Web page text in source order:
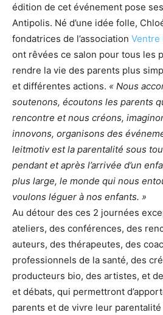
édition de cet événement pose
Antipolis. Né d’une idée folle,
fondatrices de l’association Ventre
ont rêvées ce salon pour tous les
rendre la vie des parents plus
et différentes actions. « Nous
soutenons, écoutons les parents
rencontre et nous créons,
innovons, organisons des
leitmotiv est la parentalité sous
pendant et après l’arrivée d’un
plus large, le monde qui nous
voulons léguer à nos enfants. »
Au détour des ces 2 journées
ateliers, des conférences, des
auteurs, des thérapeutes, des
professionnels de la santé, des
producteurs bio, des artistes, et
et débats, qui permettront
parents et de vivre leur